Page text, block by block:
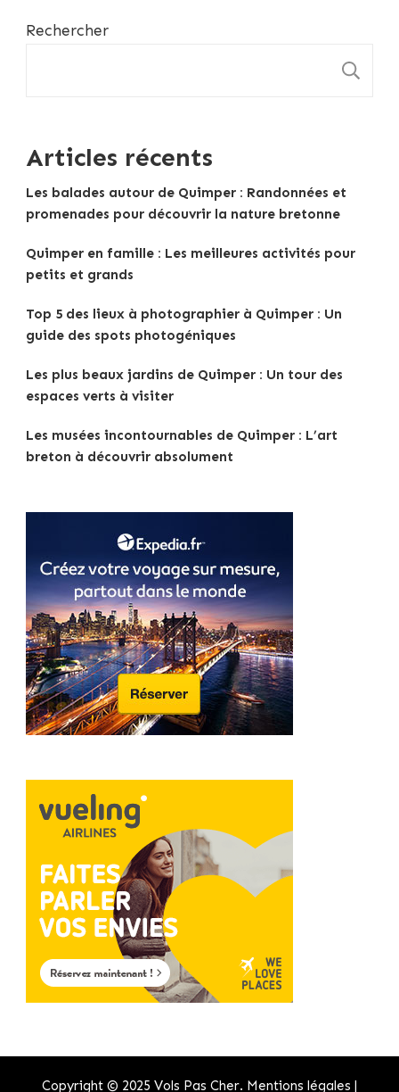
Rechercher
Articles récents
Les balades autour de Quimper : Randonnées et
promenades pour découvrir la nature bretonne
Quimper en famille : Les meilleures activités pour
petits et grands
Top 5 des lieux à photographier à Quimper : Un
guide des spots photogéniques
Les plus beaux jardins de Quimper : Un tour des
espaces verts à visiter
Les musées incontournables de Quimper : L’art
breton à découvrir absolument
Copyright © 2025 Vols Pas Cher. Mentions légales